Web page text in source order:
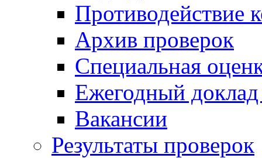
Противодействие
Архив проверок
Специальная
Ежегодный
Вакансии
Результаты проверок